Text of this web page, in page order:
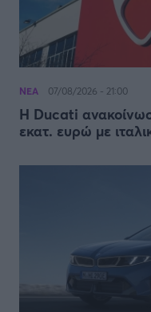
ΝΕΑ 07/08/2026 - 21:00
Η Ducati
εκατ. ευρώ με